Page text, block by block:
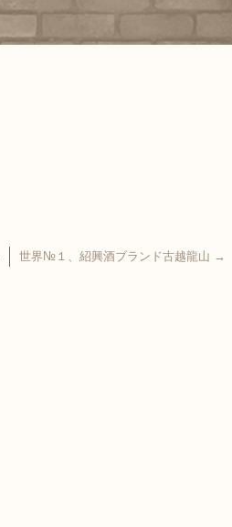
世界№１、紹興酒ブランド古越龍山 →